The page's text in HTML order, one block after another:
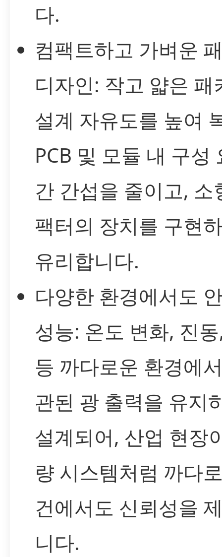
다.
컴팩트하고 가벼운
디자인: 작고 얇은 패
설계 자유도를 높여
PCB 및 모듈 내 구성
간 간섭을 줄이고, 소
팩터의 장치를 구현
유리합니다.
다양한 환경에서도
성능: 온도 변화, 진
등 까다로운 환경에
관된 광 출력을 유지
설계되어, 산업 현장
량 시스템처럼 까다
건에서도 신뢰성을
니다.